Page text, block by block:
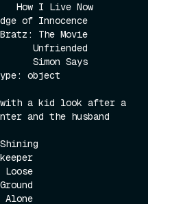
of Innocence
The Movie
Unfriended
Simon Says
object
with a kid look after a
and the husband